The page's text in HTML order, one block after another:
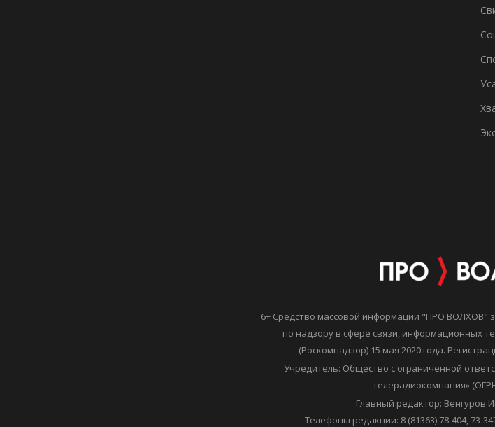
6+ Средство массовой информации "ПРО ВОЛХОВ"
по надзору в сфере связи, информационных
(Роскомнадзор) 15 мая 2020 года.
Учредитель: Общество с ограниченной
телерадиокомпания»
Главный редактор: Венгуров
Телефоны редакции: 8 (81363) 78-404, 73-